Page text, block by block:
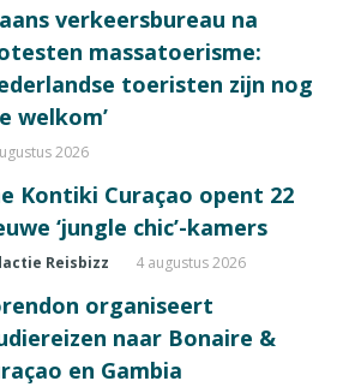
verkeersbureau na
massatoerisme:
toeristen zijn nog
welkom’
2026
Kontiki Curaçao opent 22
‘jungle chic’-kamers
Reisbizz 4 augustus 2026
organiseert
naar Bonaire &
en Gambia